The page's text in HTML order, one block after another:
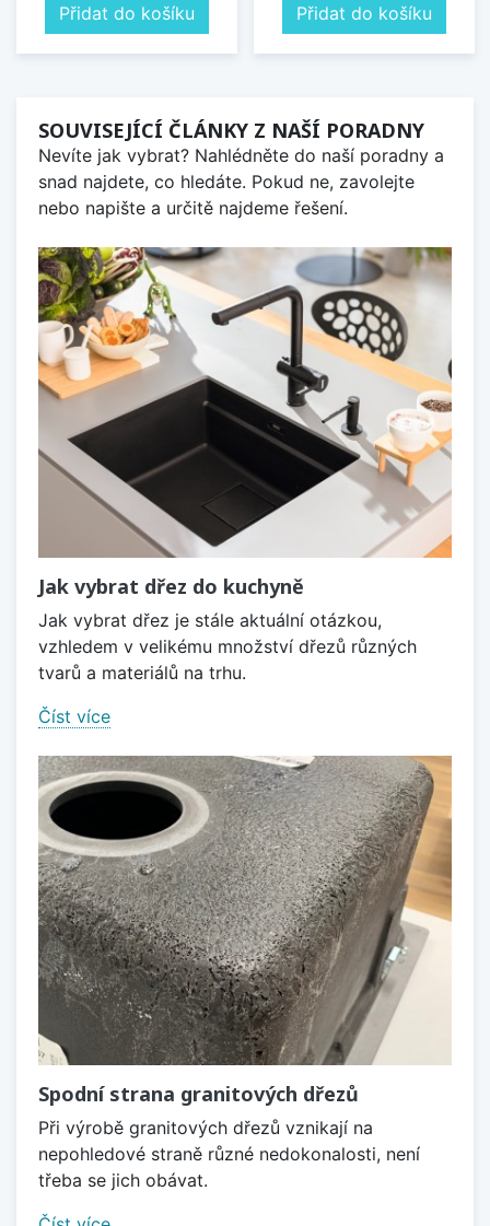
Přidat do košíku Přidat do košíku
SOUVISEJÍCÍ ČLÁNKY Z NAŠÍ PORADNY
Nevíte jak vybrat? Nahlédněte do naší poradny a
snad najdete, co hledáte. Pokud ne, zavolejte
nebo napište a určitě najdeme řešení.
Jak vybrat dřez do kuchyně
Jak vybrat dřez je stále aktuální otázkou,
vzhledem v velikému množství dřezů různých
tvarů a materiálů na trhu.
Číst více
Spodní strana granitových dřezů
Při výrobě granitových dřezů vznikají na
nepohledové straně různé nedokonalosti, není
třeba se jich obávat.